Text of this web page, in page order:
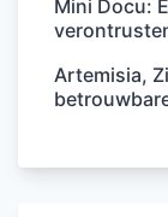
Mini Docu:
Artemisia,